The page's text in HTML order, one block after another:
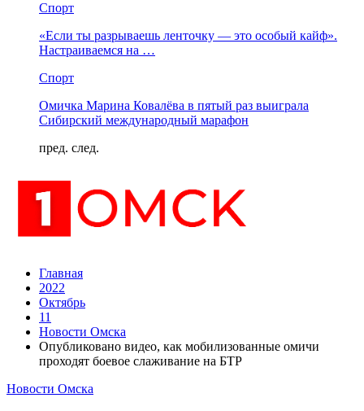
Спорт
«Если ты разрываешь ленточку — это особый кайф».
Настраиваемся на …
Спорт
Омичка Марина Ковалёва в пятый раз выиграла
Сибирский международный марафон
пред. след.
Главная
2022
Октябрь
11
Новости Омска
Опубликовано видео, как мобилизованные омичи
проходят боевое слаживание на БТР
Новости Омска